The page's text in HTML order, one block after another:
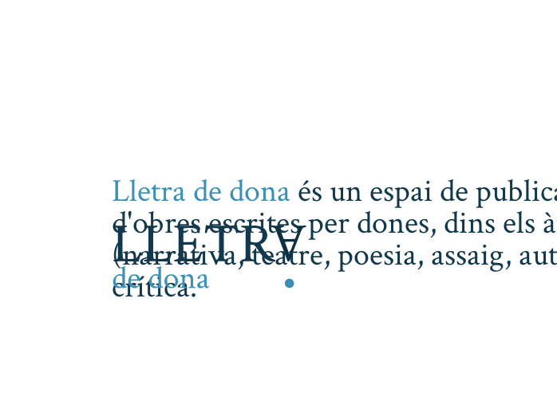
Lletra de donaés un espai de
d'obres escrites per dones, dins
(narrativa, teatre, poesia, assaig,
crítica.